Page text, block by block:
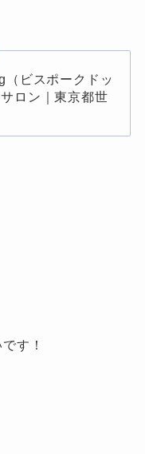
（ビスポークドッ
ロン｜東京都世
す！